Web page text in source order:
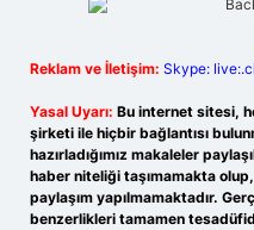
Reklam ve İletişim: Skype:
Yasal Uyarı: Bu internet sitesi,
şirketi ile hiçbir bağlantısı
hazırladığımız makaleler
haber niteliği taşımamakta
paylaşım yapılmamaktadır.
benzerlikleri tamamen